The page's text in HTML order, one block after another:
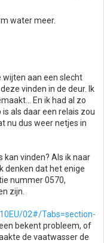
water meer.
wijten aan een slecht
vinden in de deur. Ik
En ik had al zo
als daar een relais zou
nu dus weer netjes in
kan vinden? Als ik naar
denken dat het enige
nummer 0570,
zijn.
02#/Tabs=section-
bekent probleem, of
de vaatwasser de